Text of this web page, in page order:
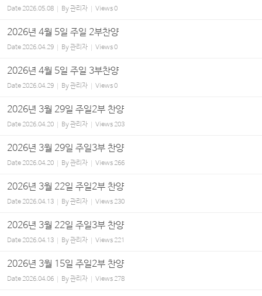
Date2026.05.08 By관리자 Views0
2026년 4월 5일 주일 2부찬양
Date2026.04.29 By관리자 Views0
2026년 4월 5일 주일 3부찬양
Date2026.04.29 By관리자 Views0
2026년 3월 29일 주일2부 찬양
Date2026.04.20 By관리자 Views203
2026년 3월 29일 주일3부 찬양
Date2026.04.20 By관리자 Views266
2026년 3월 22일 주일2부 찬양
Date2026.04.13 By관리자 Views230
2026년 3월 22일 주일3부 찬양
Date2026.04.13 By관리자 Views221
2026년 3월 15일 주일2부 찬양
Date2026.04.06 By관리자 Views278